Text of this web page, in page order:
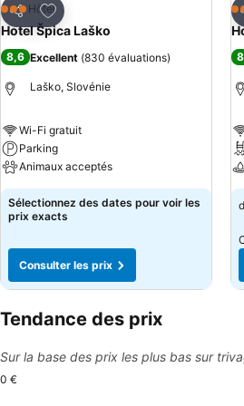
Partager
Ajouter à mes favoris
3 ÉtoilesHôtel
Hotel Špica Laško
8,6 Excellent (830 évaluations)
Laško, Slovénie
Wi-Fi gratuit
Parking
Animaux acceptés
Sélectionnez des dates pour voir les
prix exacts
Consulter les prix
4
Tendance des prix
Sur la base des prix les plus bas sur
0 €